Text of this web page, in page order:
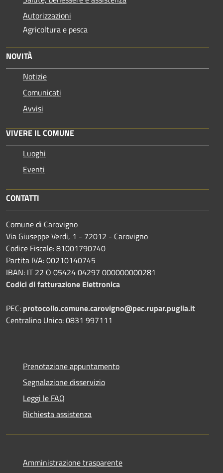
Autorizzazioni
Agricoltura e pesca
NOVITÀ
Notizie
Comunicati
Avvisi
VIVERE IL COMUNE
Luoghi
Eventi
CONTATTI
Comune di Carovigno
Via Giuseppe Verdi, 1 - 72012 - Carovigno
Codice Fiscale: 81001790740
Partita IVA: 00210140745
IBAN: IT 22 O 05424 04297 000000000281
Codici di fatturazione Elettronica
PEC: protocollo.comune.carovigno@pec.rupar.puglia.it
Centralino Unico: 0831 997111
Prenotazione appuntamento
Segnalazione disservizio
Leggi le FAQ
Richiesta assistenza
Amministrazione trasparente